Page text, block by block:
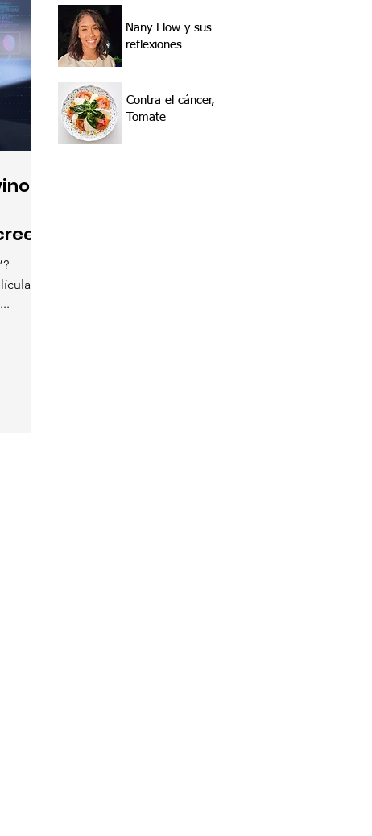
Nany Flow y sus
reflexiones
Contra el cáncer,
Tomate